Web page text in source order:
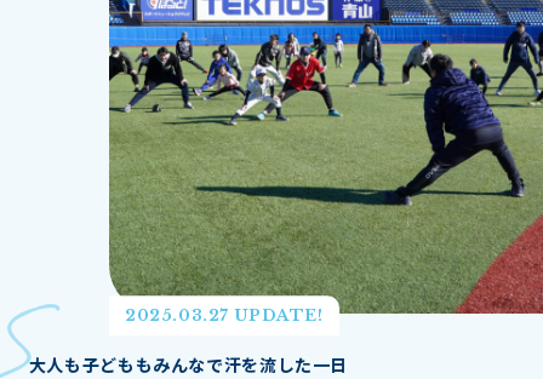
2025.03.27 UPDATE!
大人も子どももみんなで汗を流した一日